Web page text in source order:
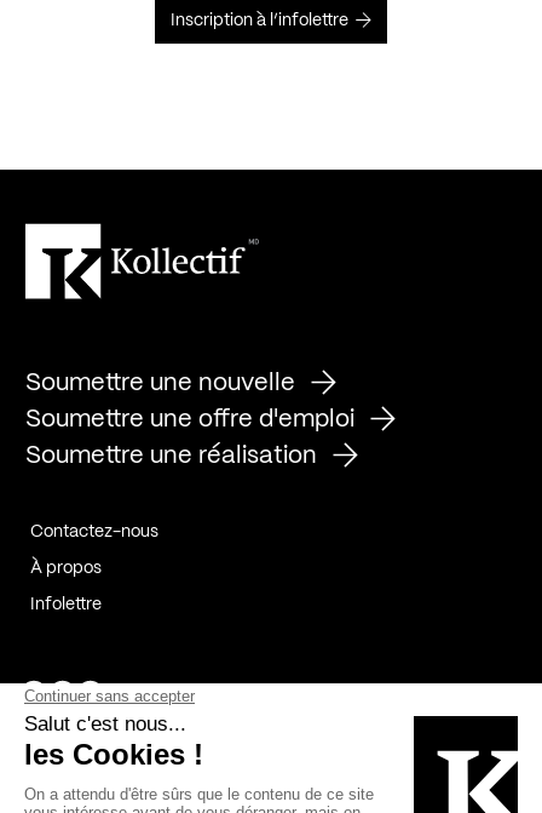
Inscription à l’infolettre
Soumettre une nouvelle
Soumettre une offre d'emploi
Soumettre une réalisation
Contactez-nous
À propos
Infolettre
Page Facebook de Kollectif
Page Instagram de Kollectif
Page Linkedin de Kollectif